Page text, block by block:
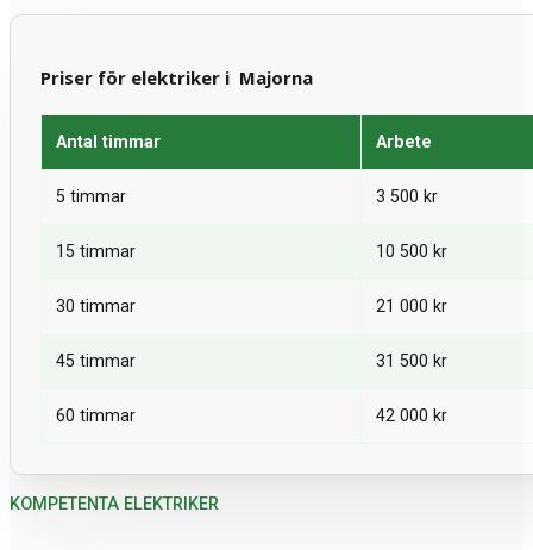
Priser för elektriker i Majorna
Antal timmar Arbete
5 timmar 3 500 kr
15 timmar 10 500 kr
30 timmar 21 000 kr
45 timmar 31 500 kr
60 timmar 42 000 kr
KOMPETENTA ELEKTRIKER